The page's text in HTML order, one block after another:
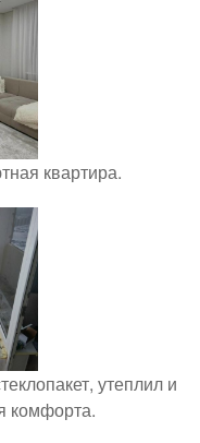
квартира.
утеплил и
комфорта.